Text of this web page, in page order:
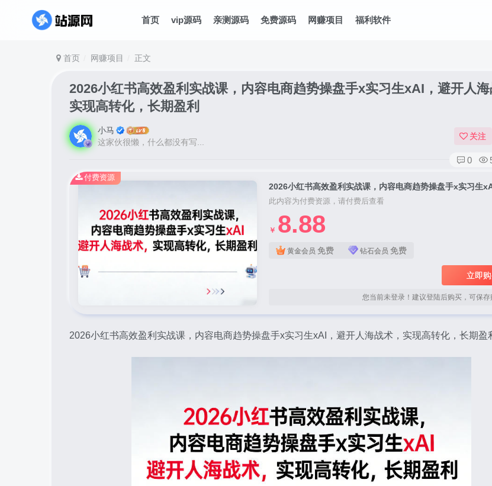
首页 vip源码 亲测源码 免费源码 网赚项目 福利软件
首页 网赚项目 正文
2026小红书高效盈利实战课，内容电商趋势操盘手x实习生xAI，避开人海
实现高转化，长期盈利
小马
这家伙很懒，什么都没有写...
关注
0
此内容为付费资源，请付费后查看
￥ 8.88
黄金会员 免费 钻石会员 免费
立即
您当前未登录！建议登陆后购买，可保存
付费资源
2026小红书高效盈利实战课，内容电商趋势操盘手x实习生xAI，避开人海战术，实现高转化，长期盈